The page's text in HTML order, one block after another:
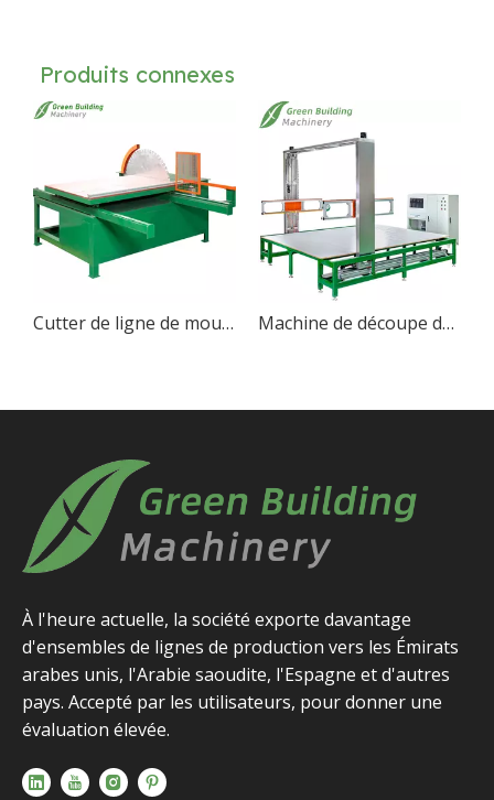
Produits connexes
Machine de découpe de mousse EPS CNC 2D de haute précision Machine de découpe de mousse EPS CNC 2D de haute précision
À l'heure actuelle, la société exporte davantage
d'ensembles de lignes de production vers les Émirats
arabes unis, l'Arabie saoudite, l'Espagne et d'autres
pays. Accepté par les utilisateurs, pour donner une
évaluation élevée.